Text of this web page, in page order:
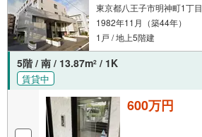
東京都八王子市明神町1丁目
1982年11月（築44年）
1戸 / 地上5階建
5階 / 南 / 13.87m2 / 1K
賃貸中
600万円